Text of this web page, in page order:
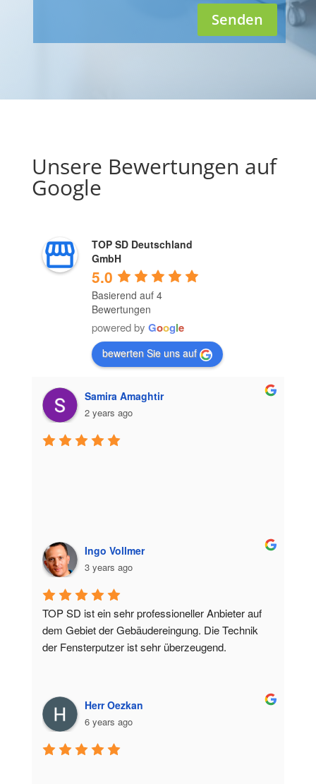
Senden
Unsere Bewertungen auf
Google
TOP SD Deutschland
GmbH
5.0
Basierend auf 4
Bewertungen
powered by Google
bewerten Sie uns auf
Samira Amaghtir
2 years ago
Ingo Vollmer
3 years ago
TOP SD ist ein sehr professioneller Anbieter auf
dem Gebiet der Gebäudereingung. Die Technik
der Fensterputzer ist sehr überzeugend.
Herr Oezkan
6 years ago